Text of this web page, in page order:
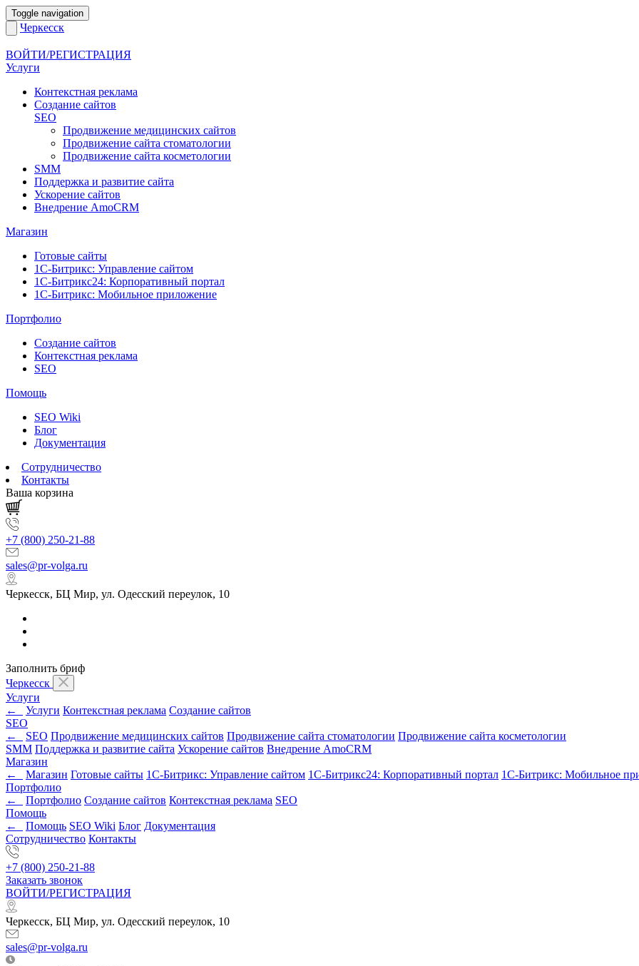
Toggle navigation
Черкесск
ВОЙТИ/РЕГИСТРАЦИЯ
Услуги
Контекстная реклама
Создание сайтов
SEO
Продвижение медицинских сайтов
Продвижение сайта стоматологии
Продвижение сайта косметологии
SMM
Поддержка и развитие сайта
Ускорение сайтов
Внедрение AmoCRM
Магазин
Готовые сайты
1С-Битрикс: Управление сайтом
1С-Битрикс24: Корпоративный портал
1С-Битрикс: Мобильное приложение
Портфолио
Создание сайтов
Контекстная реклама
SEO
Помощь
SEO Wiki
Блог
Документация
Сотрудничество
Контакты
Ваша корзина
+7 (800) 250-21-88
sales@pr-volga.ru
Черкесск, БЦ Мир, ул. Одесский переулок, 10
Заполнить бриф
Черкесск
Услуги
←
Услуги Контекстная реклама Создание сайтов
SEO
←
SEO Продвижение медицинских сайтов Продвижение сайта стоматологии Продвижение сайта косметологии
SMM Поддержка и развитие сайта Ускорение сайтов Внедрение AmoCRM
Магазин
←
Магазин Готовые сайты 1С-Битрикс: Управление сайтом 1С-Битрикс24: Корпоративный портал 1С-Битрикс: Мобильное
Портфолио
←
Портфолио Создание сайтов Контекстная реклама SEO
Помощь
←
Помощь SEO Wiki Блог Документация
Сотрудничество Контакты
+7 (800) 250-21-88
Заказать звонок
ВОЙТИ/РЕГИСТРАЦИЯ
Черкесск, БЦ Мир, ул. Одесский переулок, 10
sales@pr-volga.ru